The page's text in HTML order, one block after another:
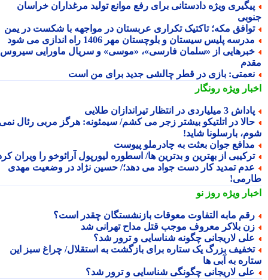
ویژه دادستانی برای رفع موانع تولید مرغداران خراسان
مکه؛ تاکتیک تکراری عربستان در مواجهه با شکست در یمن
پلیس سیستان و بلوچستان مهر 1406 راه اندازی می شود
از «سلمان فارسی»، «موسی» و سریال ماورایی سیروس
بازی در قطر چالشی جدید برای من است
ویژهرونگار
3 میلیاردی در انتظار تیراندازان طلایی
در اتلتیکو بیشتر زجر می کشم/ سیمئونه: هرگز مربی رئال نمی
بارسلونا شاید!
جوان بعثت به چادرملو پیوست
از بهترین و بدترین ها/ اسطوره لیورپول آرائوخو را ویران کرد!
تمدید کار دست جواد می دهد؛/ حسین نژاد در وضعیت مهدی
ویژهروز نو
مابه التفاوت معوقات بازنشستگان چقدر است؟
بلاکر معروف موجب قتل مداح تهرانی شد
لاریجانی چگونه شناسایی و ترور شد؟
بزرگ یک ستاره برای بازگشت به استقلال/ چراغ سبز این
به آبی ها
لاریجانی چگونگی شناسایی و ترور شد؟